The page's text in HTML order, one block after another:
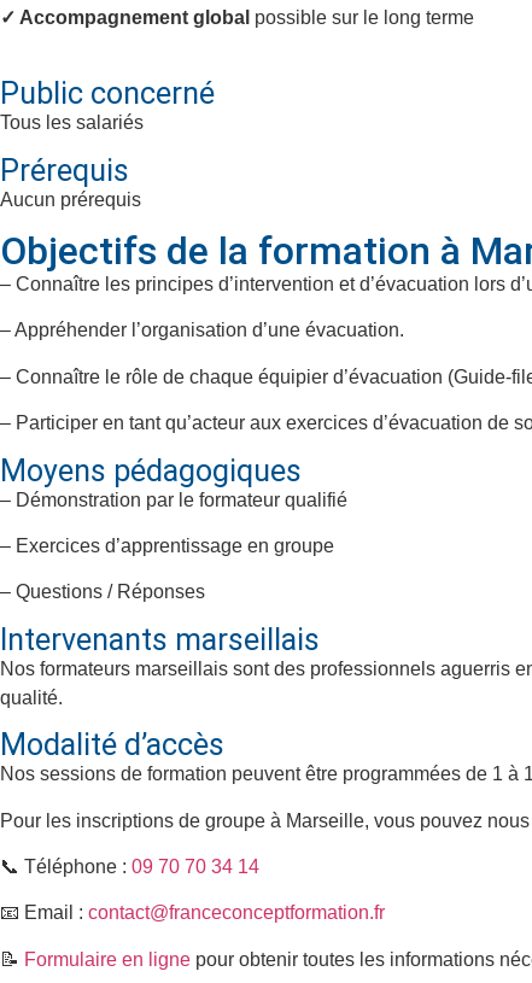
✓ Accompagnement global possible sur le long terme
Public concerné
Tous les salariés
Prérequis
Aucun prérequis
Objectifs de la formation à
– Connaître les principes d’intervention et d’évacuation lors
– Appréhender l’organisation d’une évacuation.
– Connaître le rôle de chaque équipier d’évacuation (Guide-
– Participer en tant qu’acteur aux exercices d’évacuation de
Moyens pédagogiques
– Démonstration par le formateur qualifié
– Exercices d’apprentissage en groupe
– Questions / Réponses
Intervenants marseillais
Nos formateurs marseillais sont des professionnels aguerris
qualité.
Modalité d’accès
Nos sessions de formation peuvent être programmées de 1 à
Pour les inscriptions de groupe à Marseille, vous pouvez
📞 Téléphone : 09 70 70 34 14
📧 Email : contact@franceconceptformation.fr
📝 Formulaire en ligne pour obtenir toutes les informations